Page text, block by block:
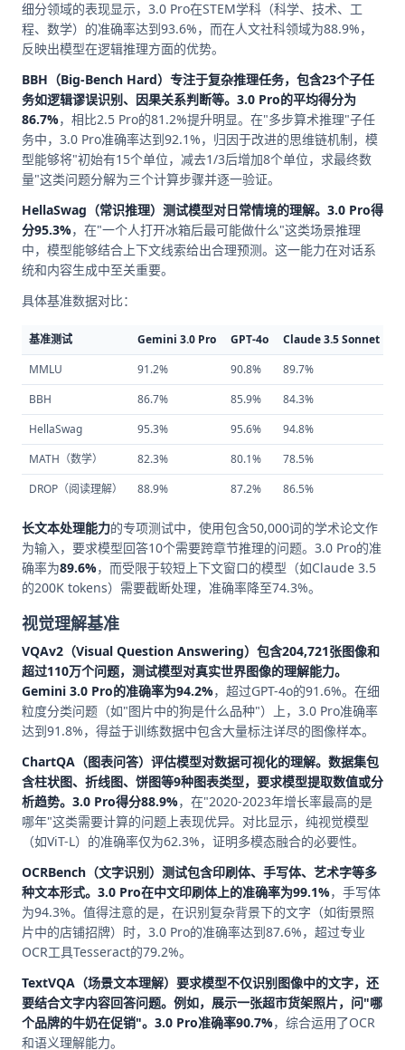
细分领域的表现显示，3.0 Pro在STEM学科（科学、技术、工
程、数学）的准确率达到93.6%，而在人文社科领域为88.9%，
反映出模型在逻辑推理方面的优势。
BBH（Big-Bench Hard） 专注于复杂推理任务，包含23个子任
务如逻辑谬误识别、因果关系判断等。3.0 Pro的平均得分为
86.7%，相比2.5 Pro的81.2%提升明显。在"多步算术推理"子任
务中，3.0 Pro准确率达到92.1%，归因于改进的思维链机制，模
型能够将"初始有15个单位，减去1/3后增加8个单位，求最终数
量"这类问题分解为三个计算步骤并逐一验证。
HellaSwag（常识推理） 测试模型对日常情境的理解。3.0 Pro得
分95.3%，在"一个人打开冰箱后最可能做什么"这类场景推理
中，模型能够结合上下文线索给出合理预测。这一能力在对话系
统和内容生成中至关重要。
具体基准数据对比：
基准测试 Gemini 3.0 Pro GPT-4o Claude 3.5 Sonnet
MMLU
91.2% 90.8% 89.7%
BBH
86.7% 85.9% 84.3%
HellaSwag
95.3% 95.6% 94.8%
MATH（数学）
82.3% 80.1% 78.5%
DROP（阅读理解）
88.9% 87.2% 86.5%
长文本处理能力的专项测试中，使用包含50,000词的学术论文作
为输入，要求模型回答10个需要跨章节推理的问题。3.0 Pro的准
确率为89.6%，而受限于较短上下文窗口的模型（如Claude 3.5
的200K tokens）需要截断处理，准确率降至74.3%。
视觉理解基准
VQAv2（Visual Question Answering） 包含204,721张图像和
超过110万个问题，测试模型对真实世界图像的理解能力。
Gemini 3.0 Pro的准确率为94.2%，超过GPT-4o的91.6%。在细
粒度分类问题（如"图片中的狗是什么品种"）上，3.0 Pro准确率
达到91.8%，得益于训练数据中包含大量标注详尽的图像样本。
ChartQA（图表问答） 评估模型对数据可视化的理解。数据集包
含柱状图、折线图、饼图等9种图表类型，要求模型提取数值或分
析趋势。3.0 Pro得分88.9%，在"2020-2023年增长率最高的是
哪年"这类需要计算的问题上表现优异。对比显示，纯视觉模型
（如ViT-L）的准确率仅为62.3%，证明多模态融合的必要性。
OCRBench（文字识别） 测试包含印刷体、手写体、艺术字等多
种文本形式。3.0 Pro在中文印刷体上的准确率为99.1%，手写体
为94.3%。值得注意的是，在识别复杂背景下的文字（如街景照
片中的店铺招牌）时，3.0 Pro的准确率达到87.6%，超过专业
OCR工具Tesseract的79.2%。
TextVQA（场景文本理解） 要求模型不仅识别图像中的文字，还
要结合文字内容回答问题。例如，展示一张超市货架照片，问"哪
个品牌的牛奶在促销"。3.0 Pro准确率90.7%，综合运用了OCR
和语义理解能力。